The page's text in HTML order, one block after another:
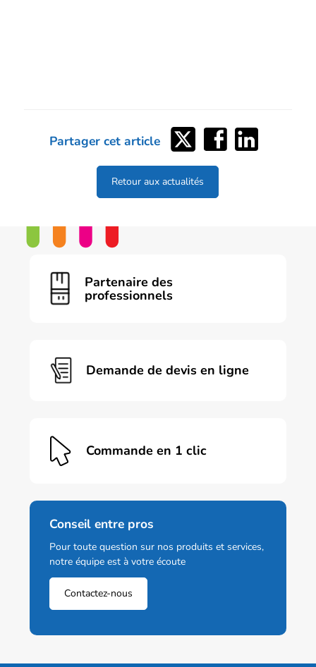
Partager cet article
Partager
sur
Twitter
Partager
sur
Facebook
Partager
sur
Retour aux actualités
Partenaire des
professionnels
Demande de devis en ligne
Commande en 1 clic
Conseil entre pros
Pour toute question sur nos produits et services,
notre équipe est à votre écoute
Contactez-nous